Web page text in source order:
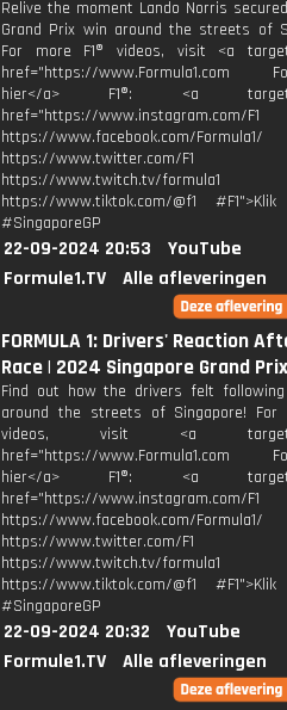
Relive the moment Lando Norris
Grand Prix win around the streets of
For more F1® videos, visit <a
href="https://www.Formula1.com
hier</a> F1®: <a
href="https://www.instagram.com/F1
https://www.facebook.com/Formula1/
https://www.twitter.com/F1
https://www.twitch.tv/formula1
https://www.tiktok.com/@f1
#SingaporeGP
22-09-2024 20:53
YouTube
Formule1.TV
Alle afleveringen
FORMULA 1: Drivers' Reaction
Race | 2024 Singapore Grand Prix
Find out how the drivers felt
around the streets of Singapore! For
videos, visit <a
href="https://www.Formula1.com
hier</a> F1®: <a
href="https://www.instagram.com/F1
https://www.facebook.com/Formula1/
https://www.twitter.com/F1
https://www.twitch.tv/formula1
https://www.tiktok.com/@f1
#SingaporeGP
22-09-2024 20:32
YouTube
Formule1.TV
Alle afleveringen